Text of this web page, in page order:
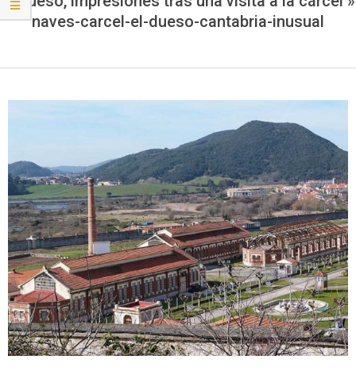
naves-carcel-el-dueso-cantabria-inusual